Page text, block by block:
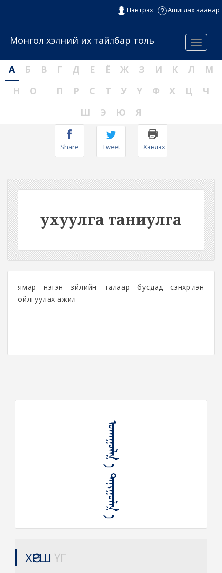
Нэвтрэх Ашиглах заавар
Menu
Монгол хэлний их тайлбар толь
А Б В Г Д Е Ё Ж З И К Л
М
Н
О П Р С Т У Ү Ф Х Ц
Ч
Ш
Э Ю Я
Share Tweet Хэвлэх
ухуулга таниулга
ямар нэгэн зүйлийн талаар бусдад сэнхрүүлэн
ойлгуулах ажил
ᠤᠬᠠᠭᠤᠯᠬ᠋ ᠠ ᠲᠠᠨᠢᠭᠤᠯᠬ᠋ ᠠ
ХӨРШ ҮГ